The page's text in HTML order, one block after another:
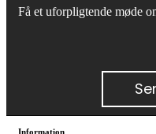
Få et uforpligtende møde
Information